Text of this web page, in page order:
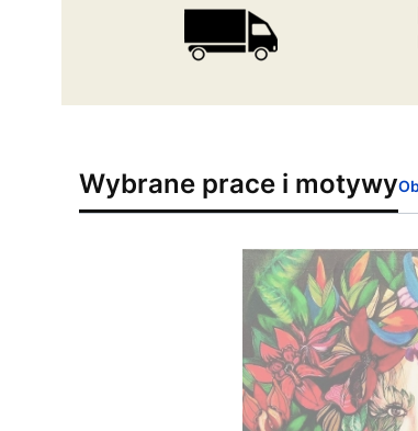
Wybrane prace i motywy